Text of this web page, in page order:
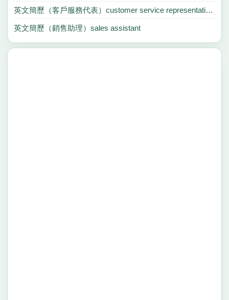
英文簡歷（客戶服務代表）customer service representative(sales)
英文簡歷（銷售助理）sales assistant